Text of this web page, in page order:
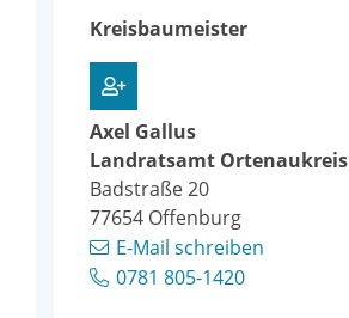
Kreisbaumeister
Axel Gallus
Landratsamt Ortenaukreis
Badstraße 20
77654 Offenburg
E-Mail schreiben
0781 805-1420